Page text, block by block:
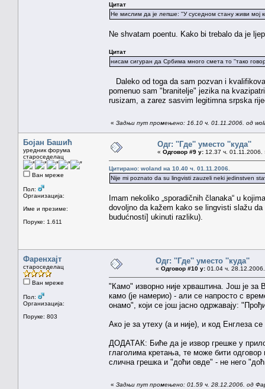
Цитат
Не мислим да је лепше: ''У суседном стану живи мој
Ne shvatam poentu. Kako bi trebalo da je
Цитат
нисам сигуран да Србима много смета то ''тако
Daleko od toga da sam pozvan i
pomenuo sam "branitelje" jezika na
rusizam, a zarez sasvim legitimna srpska
« Задњи пут промењено: 16.10 ч. 01.11.2006. од
Бојан Башић
уредник форума
староседелац
Ван мреже
Пол:
Организација:
Име и презиме:
Поруке: 1.611
Одг: ''Где'' уместо ''куда''
« Одговор #9 у: 12.37 ч. 01.11.2006.
Цитирано: woland на 10.40 ч. 01.11.2006.
Nije mi poznato da su lingvisti zauzeli neki jedinstven
Imam nekoliko „sporadičnih članaka“ u
dovoljno da kažem kako se lingvisti slažu
budućnosti] ukinuti razliku).
Фаренхајт
староседелац
Ван мреже
Пол:
Организација:
Поруке: 803
Одг: ''Где'' уместо ''куда''
« Одговор #10 у: 01.04 ч.
"Камо" изворно није хрваштина. Још је за
камо (је намерио) - али се напросто с
онамо", који се још јасно одржавају:
Ако је за утеху (а и није), и код Енглеза
ДОДАТАК: Биће да је извор грешке у
глаголима кретања, те може бити
слична грешка и "доћи овде" - не него
« Задњи пут промењено: 01.59 ч. 28.12.2006. од